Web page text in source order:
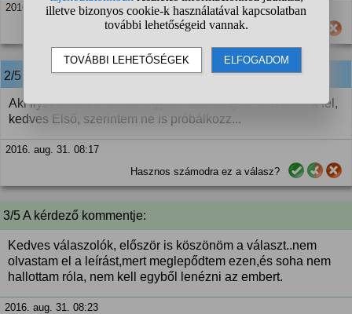
2016. aug. 31. 08:15
Hasznos számodra ez a válasz?
2/5 anonim válasza:
Aki ilyet kérdezd, annak egyszerűbb dolgok sem tűnnek fel,
kedves Első, szerintem ne is próbálkozz...
2016. aug. 31. 08:17
Hasznos számodra ez a válasz?
3/5 A kérdező kommentje:
Kedves válaszolók, először is köszönöm a választ..nem
olvastam el a leírást,mert meglepődtem ezen,és soha nem
hallottam róla, nem kell egyből lenézni az embert.
2016. aug. 31. 08:23